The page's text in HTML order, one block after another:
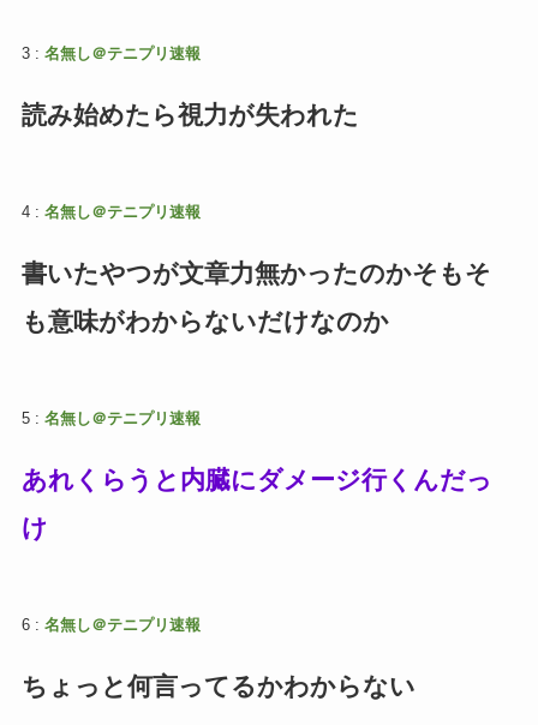
3 : 名無し＠テニプリ速報
読み始めたら視力が失われた
4 : 名無し＠テニプリ速報
書いたやつが文章力無かったのかそもそ
も意味がわからないだけなのか
5 : 名無し＠テニプリ速報
あれくらうと内臓にダメージ行くんだっ
け
6 : 名無し＠テニプリ速報
ちょっと何言ってるかわからない